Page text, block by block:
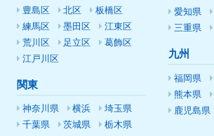
豊島区
北区
板橋区
練馬区
墨田区
江東区
荒川区
足立区
葛飾区
江戸川区
関東
神奈川県 横浜
埼玉県
千葉県
茨城県
栃木県
愛知県
三重県
九州
福岡県
熊本県
鹿児島県